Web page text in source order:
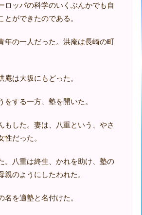
ロッパの科学のいくぶんかでも自
とができたのである。
年の一人だった。洪庵は長崎の町
庵は大坂にもどった。
をする一方、塾を開いた。
もした。妻は、八重という、やさ
性だった。
。八重は終生、かれを助け、塾の
親のようにしたわれた。
名を適塾と名付けた。